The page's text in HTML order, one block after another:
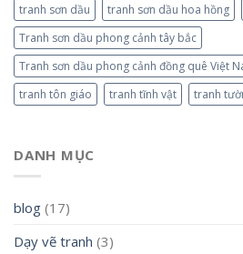
tranh sơn dầu
tranh sơn dầu hoa hồng
Tranh sơn dầu phong cảnh tây bắc
Tranh sơn dầu phong cảnh đồng quê Việt
tranh tôn giáo
tranh tĩnh vật tranh
DANH MỤC
blog (17)
Dạy vẽ tranh (3)